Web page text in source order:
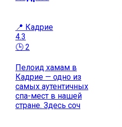
📍 Кадрие
4.3
🕒 2
Пелоид хамам в
Кадрие — одно из
самых аутентичных
спа-мест в нашей
стране. Здесь соч